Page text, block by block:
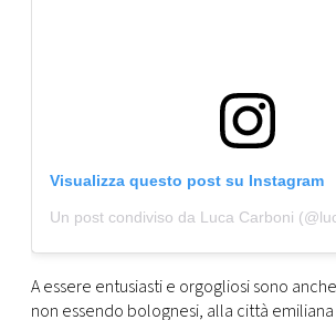
Visualizza questo post su Instagram
A essere entusiasti e orgogliosi sono
non essendo bolognesi, alla città